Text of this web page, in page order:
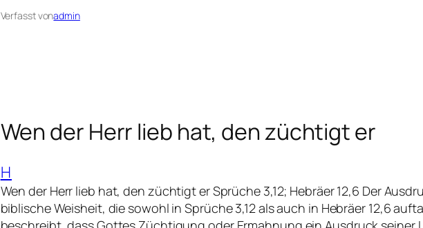
Verfasst vonadmin
Wen der Herr lieb hat, den züchtigt er
H
Wen der Herr lieb hat, den züchtigt er Sprüche 3,12; Hebräer 12,6 Der
biblische Weisheit, die sowohl in Sprüche 3,12 als auch in Hebräer 12,6